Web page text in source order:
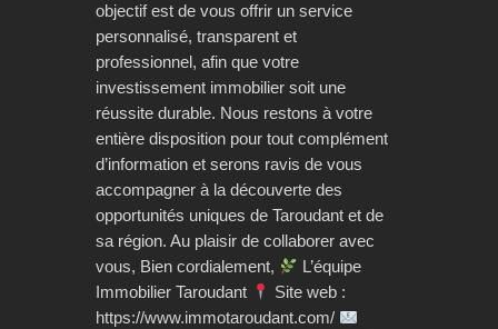
objectif est de vous offrir un service
personnalisé, transparent et
professionnel, afin que votre
investissement immobilier soit une
réussite durable. Nous restons à votre
entière disposition pour tout complément
d’information et serons ravis de vous
accompagner à la découverte des
opportunités uniques de Taroudant et de
sa région. Au plaisir de collaborer avec
vous, Bien cordialement,
L’équipe
Immobilier Taroudant
Site web :
https://www.immotaroudant.com/